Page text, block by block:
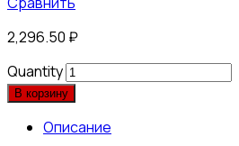
2,296.50 ₽
Quantity
В корзину
Описание